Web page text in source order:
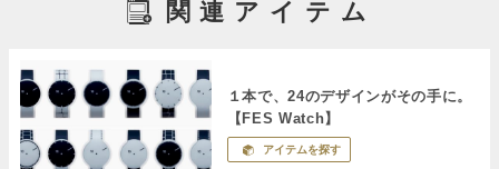
関連アイテム
１本で、24のデザインがその手に。
【FES Watch】
アイテムを探す